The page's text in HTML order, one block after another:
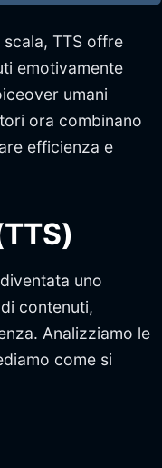
TTS offre
emotivamente
umani
ora combinano
efficienza e
uno
contenuti,
Analizziamo le
come si